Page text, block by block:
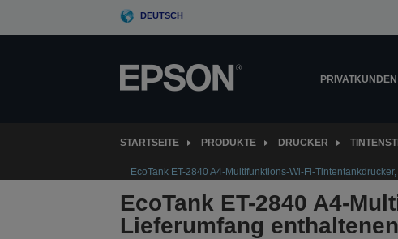
DEUTSCH
PRIVATKUNDEN
STARTSEITE PRODUKTE DRUCKER
EcoTank ET-2840 A4-Multifunktions-Wi-Fi-
EcoTank ET-2840 A4-
Lieferumfang